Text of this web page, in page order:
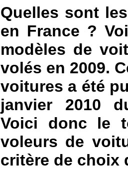
Quelles sont
en France ?
modèles de
volés en 2009.
voitures a été
janvier 2010
Voici donc le
voleurs de
critère de choix